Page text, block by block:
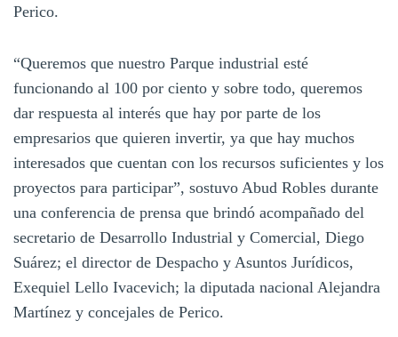
Perico.
“Queremos que nuestro Parque industrial esté
funcionando al 100 por ciento y sobre todo, queremos
dar respuesta al interés que hay por parte de los
empresarios que quieren invertir, ya que hay muchos
interesados que cuentan con los recursos suficientes y los
proyectos para participar”, sostuvo Abud Robles durante
una conferencia de prensa que brindó acompañado del
secretario de Desarrollo Industrial y Comercial, Diego
Suárez; el director de Despacho y Asuntos Jurídicos,
Exequiel Lello Ivacevich; la diputada nacional Alejandra
Martínez y concejales de Perico.